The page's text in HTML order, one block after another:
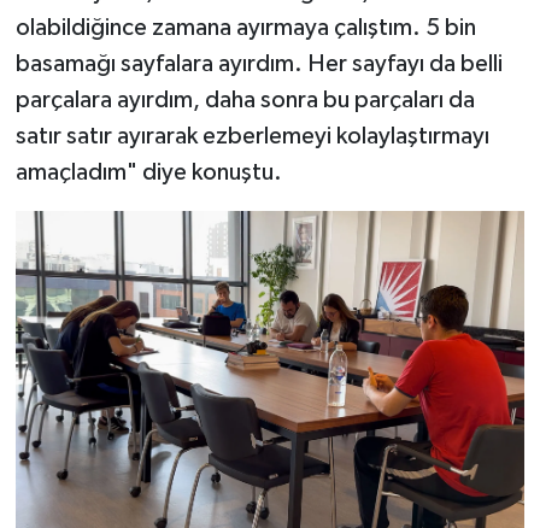
olabildiğince zamana ayırmaya çalıştım. 5 bin
basamağı sayfalara ayırdım. Her sayfayı da belli
parçalara ayırdım, daha sonra bu parçaları da
satır satır ayırarak ezberlemeyi kolaylaştırmayı
amaçladım" diye konuştu.